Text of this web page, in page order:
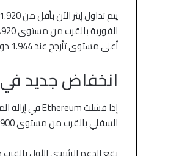
أعلى مستوى تأرجح عند 1.944 دولارًا أمريكيًا إلى أدنى مستوى عند 1،874 دولارًا أمريكيًا.
انخفاض جديد في ETH؟
السفلي بالقرب من مستوى 1900 دولار.